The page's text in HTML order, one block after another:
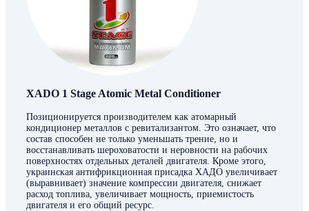
ХАDО 1 Stage Atomic Metal Conditioner
Позиционируется производителем как атомарный
кондиционер металлов с ревитализантом. Это означает, что
состав способен не только уменьшать трение, но и
восстанавливать шероховатости и неровности на рабочих
поверхностях отдельных деталей двигателя. Кроме этого,
украинская антифрикционная присадка ХАДО увеличивает
(выравнивает) значение компрессии двигателя, снижает
расход топлива, увеличивает мощность, приемистость
двигателя и его общий ресурс.